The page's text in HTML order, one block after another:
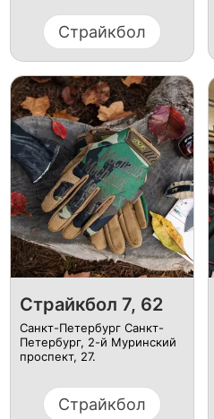
Страйкбол
Страйкбол 7, 62
Санкт-Петербург Санкт-
Петербург, 2-й Муринский
проспект, 27.
Страйкбол